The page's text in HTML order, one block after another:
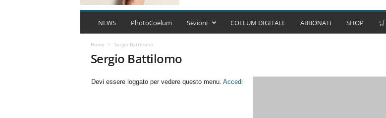
C
m
s
NEWS PhotoCoelum Sezioni COELUM DIGITALE ABBONATI SHOP 🛒
Home Sergio Battilomo
Sergio Battilomo
Devi essere loggato per vedere questo menu. Accedi